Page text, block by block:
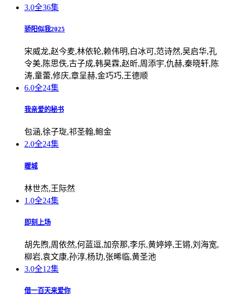
3.0全36集
骄阳似我2025
宋威龙,赵今麦,林依轮,赖伟明,白冰可,范诗然,吴启华,孔
令美,陈思佚,古子成,韩昊霖,赵昕,周添宇,仇赫,秦晓轩,陈
涛,童蕾,修庆,章呈赫,金巧巧,王德顺
6.0全24集
我亲爱的秘书
包涵,徐子琁,祁圣翰,鲍金
2.0全24集
暖城
林世杰,王际然
1.0全24集
即刻上场
胡先煦,周依然,何蓝逗,加奈那,李乐,黄婷婷,王锵,刘海宽,
柳岩,袁文康,孙淳,杨玏,张晞临,黄圣池
3.0全12集
借一百天来爱你